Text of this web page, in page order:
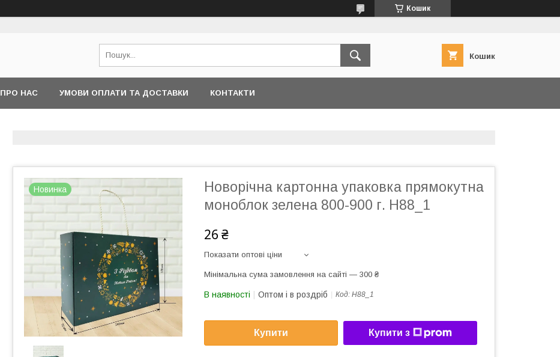
Кошик
Кошик
ПРО НАС УМОВИ ОПЛАТИ ТА ДОСТАВКИ КОНТАКТИ
Новинка
Новорічна картонна упаковка прямокутна
моноблок зелена 800-900 г. Н88_1
26 ₴
Показати оптові ціни
Мінімальна сума замовлення на сайті — 300 ₴
В наявності Оптом і в роздріб Код: Н88_1
Купити Купити з